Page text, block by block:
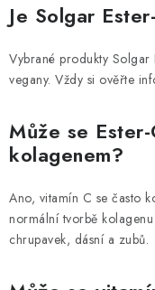
Je Solgar
Vybrané produkty Solgar
vegany. Vždy si ověřte
Může se
kolagenem?
Ano, vitamín C se často
normální tvorbě
chrupavek, dásní a zubů.